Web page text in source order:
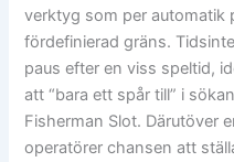
verktyg som per automatik
fördefinierad gräns.
paus efter en viss speltid,
att “bara ett spår till” i
Fisherman Slot. Därutöver
operatörer chansen att